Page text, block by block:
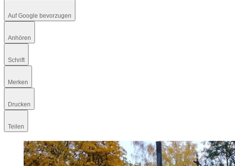
Auf Google bevorzugen
Anhören
Schrift
Merken
Drucken
Teilen